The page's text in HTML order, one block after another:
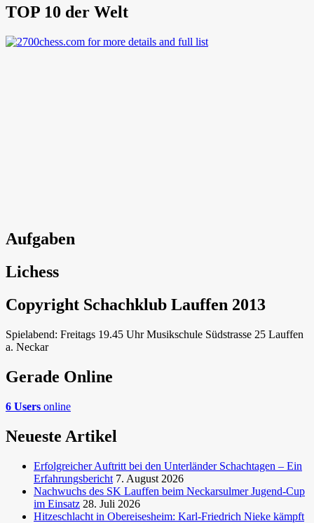
TOP 10 der Welt
Aufgaben
Lichess
Copyright Schachklub Lauffen 2013
Spielabend: Freitags 19.45 Uhr Musikschule Südstrasse 25 Lauffen
a. Neckar
Gerade Online
6 Users online
Neueste Artikel
Erfolgreicher Auftritt bei den Unterländer Schachtagen – Ein
Erfahrungsbericht 7. August 2026
Nachwuchs des SK Lauffen beim Neckarsulmer Jugend-Cup
im Einsatz 28. Juli 2026
Hitzeschlacht in Obereisesheim: Karl-Friedrich Nieke kämpft